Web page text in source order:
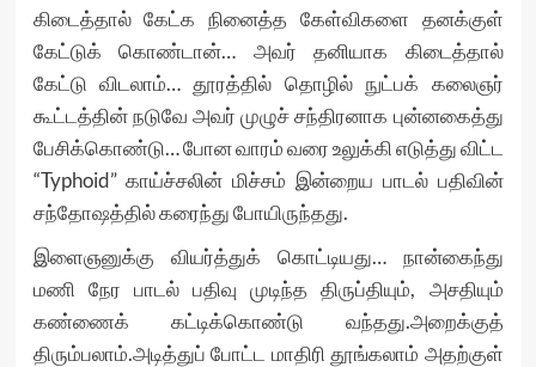
கிடைத்தால் கேட்க நினைத்த கேள்விகளை தனக்குள்
கேட்டுக் கொண்டான்… அவர் தனியாக கிடைத்தால்
கேட்டு விடலாம்… தூரத்தில் தொழில் நுட்பக் கலைஞர்
கூட்டத்தின் நடுவே அவர் முழுச் சந்திரனாக புன்னகைத்து
பேசிக்கொண்டு… போன வாரம் வரை உலுக்கி எடுத்து விட்ட
“Typhoid” காய்ச்சலின் மிச்சம் இன்றைய பாடல் பதிவின்
சந்தோஷத்தில் கரைந்து போயிருந்தது.
இளைஞனுக்கு வியர்த்துக் கொட்டியது… நான்கைந்து
மணி நேர பாடல் பதிவு முடிந்த திருப்தியும், அசதியும்
கண்ணைக் கட்டிக்கொண்டு வந்தது.அறைக்குத்
திரும்பலாம்.அடித்துப் போட்ட மாதிரி தூங்கலாம் அதற்குள்